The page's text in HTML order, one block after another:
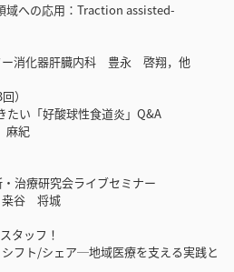
への応用：Traction assisted-
ー消化器肝臓内科 豊永 啓翔，他
）
い「好酸球性食道炎」Q&A
麻紀
治療研究会ライブセミナー
桒谷 将城
タッフ！
フト/シェア─地域医療を支える実践と